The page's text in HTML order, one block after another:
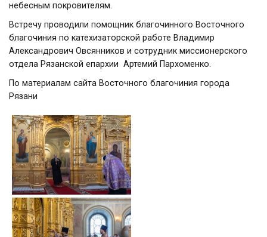
небесным покровителям.
Встречу проводили помощник благочинного Восточного
благочиния по катехизаторской работе Владимир
Александрович Овсянников и сотрудник миссионерского
отдела Рязанской епархии Артемий Пархоменко.
По материалам сайта Восточного благочиния города
Рязани